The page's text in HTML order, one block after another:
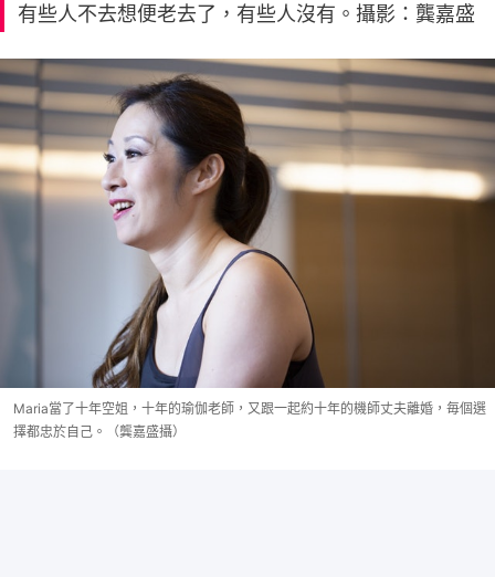
有些人不去想便老去了，有些人沒有。攝影：龔嘉盛
Maria當了十年空姐，十年的瑜伽老師，又跟一起約十年的機師丈夫離婚，毎個選
擇都忠於自己。（龔嘉盛攝）